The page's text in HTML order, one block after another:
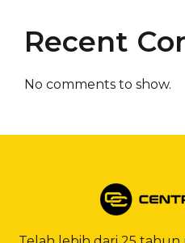
Recent
No comments to show.